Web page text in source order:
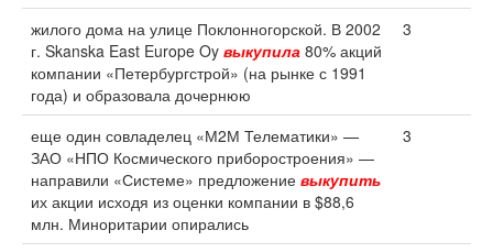
жилого дома на улице Поклонногорской. В 2002
г. Skanska East Europe Oy выкупила 80% акций
компании «Петербургстрой» (на рынке с 1991
года) и образовала дочернюю
3
еще один совладелец «М2М Телематики» —
ЗАО «НПО Космического приборостроения» —
направили «Системе» предложение выкупить
их акции исходя из оценки компании в $88,6
млн. Миноритарии опирались
3